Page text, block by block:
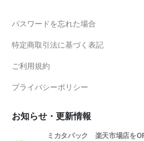
パスワードを忘れた場合
特定商取引法に基づく表記
ご利用規約
プライバシーポリシー
お知らせ・更新情報
ミカタパック 楽天市場店を